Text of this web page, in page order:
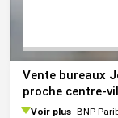
Vente bureaux
proche centre-
Voir plus BNP